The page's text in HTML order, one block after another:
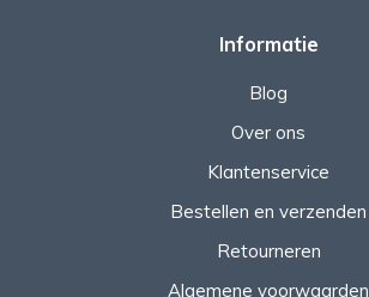
Informatie
Blog
Over ons
Klantenservice
Bestellen en verzenden
Retourneren
Algemene voorwaarden